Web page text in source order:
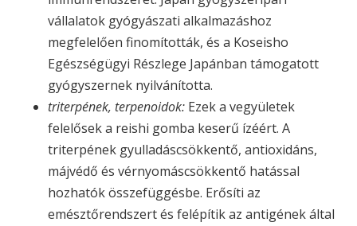
vállalatok gyógyászati alkalmazáshoz
megfelelően finomították, és a Koseisho
Egészségügyi Részlege Japánban támogatott
gyógyszernek nyilvánította.
triterpének, terpenoidok: Ezek a vegyületek
felelősek a reishi gomba keserű ízéért. A
triterpének gyulladáscsökkentő, antioxidáns,
májvédő és vérnyomáscsökkentő hatással
hozhatók összefüggésbe. Erősíti az
emésztőrendszert és felépítik az antigének által